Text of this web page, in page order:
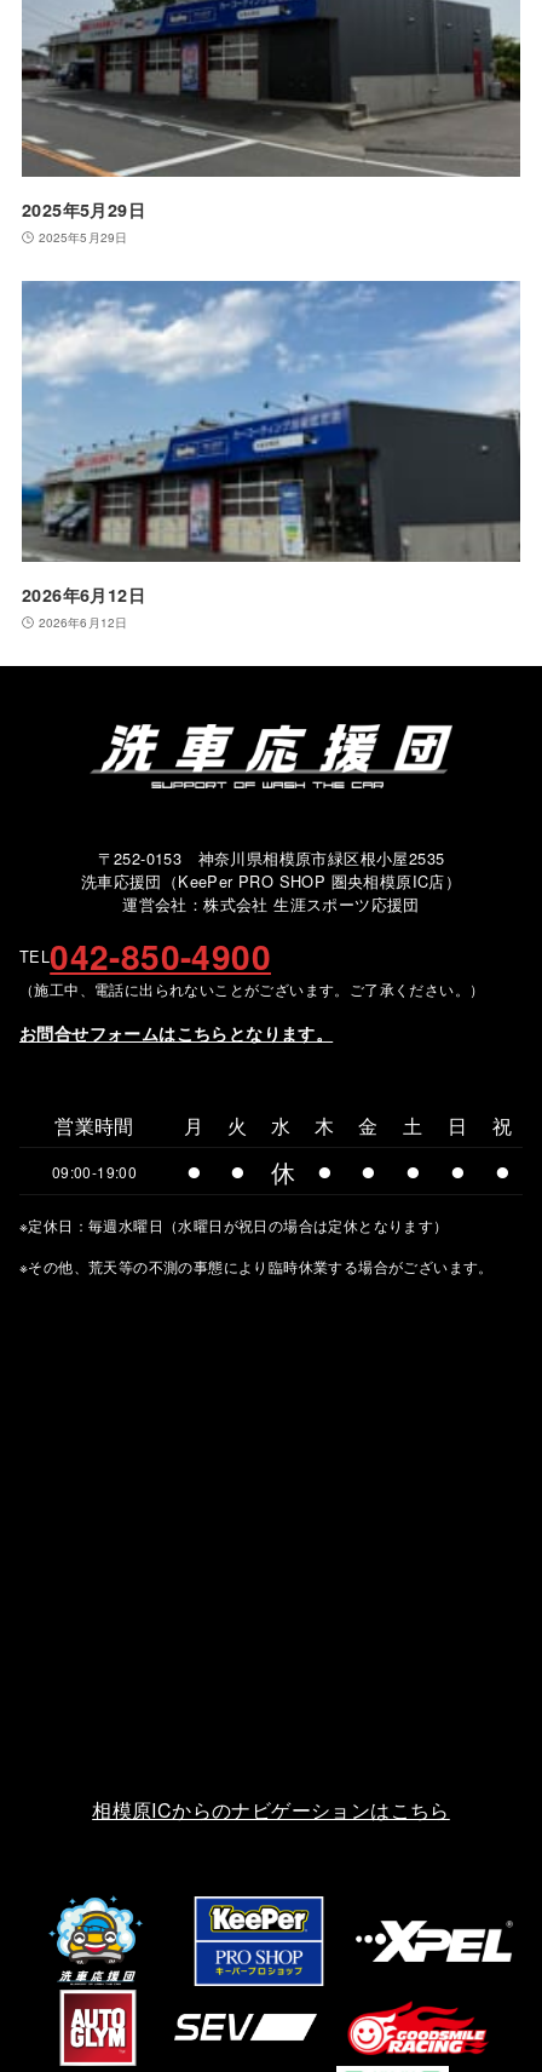
2025年5月29日
2025年5月29日
2026年6月12日
2026年6月12日
〒252-0153 神奈川県相模原市緑区根小屋2535
洗車応援団（KeePer PRO SHOP 圏央相模原IC店）
運営会社：株式会社 生涯スポーツ応援団
TEL042-850-4900
（施工中、電話に出られないことがございます。ご了承ください。）
お問合せフォームはこちらとなります。
営業時間 月 火 水 木 金 土 日 祝
09:00-19:00 ⚫︎ ⚫︎ 休 ⚫︎ ⚫︎ ⚫︎ ⚫︎ ⚫︎
※定休日：毎週水曜日（水曜日が祝日の場合は定休となります）
※その他、荒天等の不測の事態により臨時休業する場合がございます。
相模原ICからのナビゲーションはこちら